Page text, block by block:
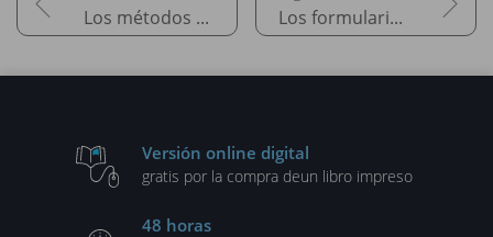
Los métodos de diseño Los formularios
Versión online digital
gratis por la compra deun libro impreso
48 horas